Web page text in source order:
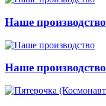
Наше производство
Наше производство